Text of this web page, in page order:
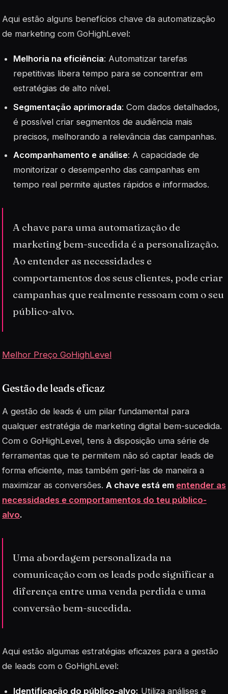
Aqui estão alguns benefícios chave da automatização
de marketing com GoHighLevel:
Melhoria na eficiência: Automatizar tarefas
repetitivas libera tempo para se concentrar em
estratégias de alto nível.
Segmentação aprimorada: Com dados detalhados,
é possível criar segmentos de audiência mais
precisos, melhorando a relevância das campanhas.
Acompanhamento e análise: A capacidade de
monitorizar o desempenho das campanhas em
tempo real permite ajustes rápidos e informados.
A chave para uma automatização de
marketing bem-sucedida é a personalização.
Ao entender as necessidades e
comportamentos dos seus clientes, pode criar
campanhas que realmente ressoam com o seu
público-alvo.
Melhor Preço GoHighLevel
Gestão de leads eficaz
A gestão de leads é um pilar fundamental para
qualquer estratégia de marketing digital bem-sucedida.
Com o GoHighLevel, tens à disposição uma série de
ferramentas que te permitem não só captar leads de
forma eficiente, mas também geri-las de maneira a
maximizar as conversões. A chave está em entender as
necessidades e comportamentos do teu público-
alvo.
Uma abordagem personalizada na
comunicação com os leads pode significar a
diferença entre uma venda perdida e uma
conversão bem-sucedida.
Aqui estão algumas estratégias eficazes para a gestão
de leads com o GoHighLevel:
Identificação do público-alvo: Utiliza análises e